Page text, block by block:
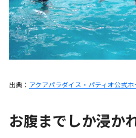
出典： アクアパラダイス・パティオ公式
お腹までしか浸か